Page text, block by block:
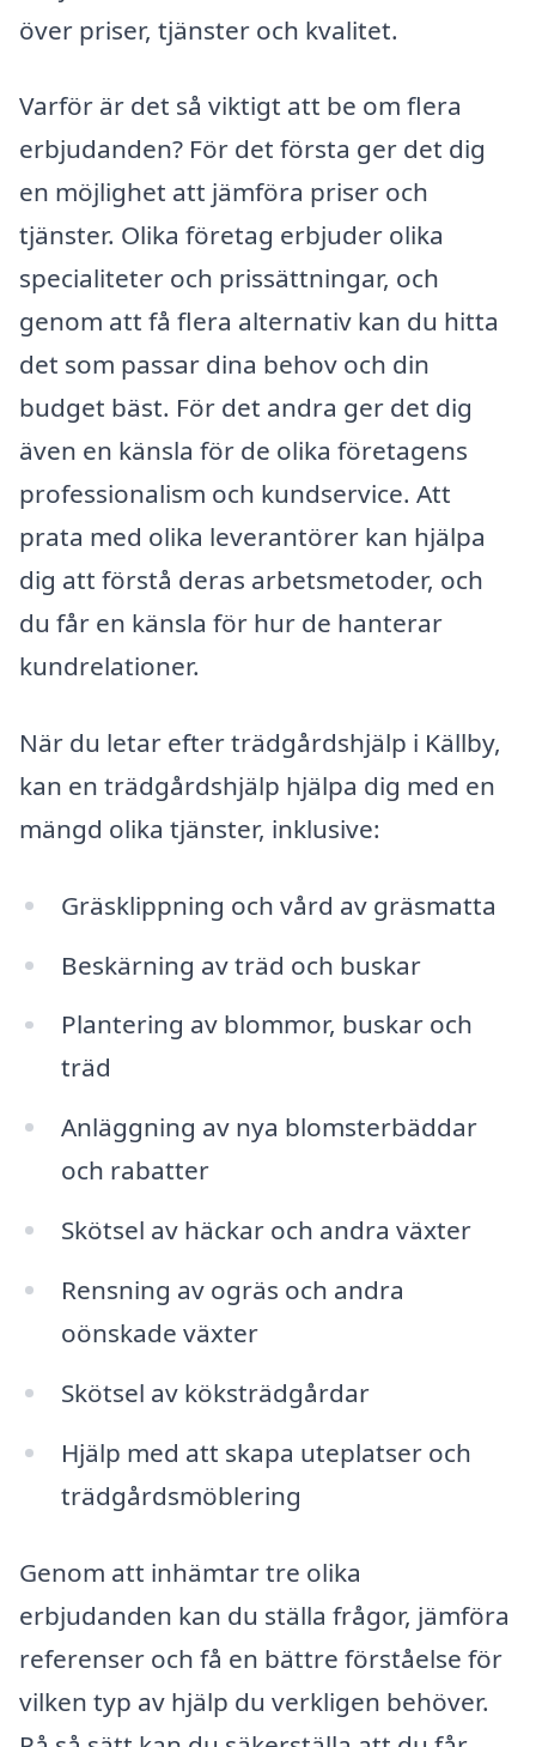
över priser, tjänster och kvalitet.
Varför är det så viktigt att be om flera
erbjudanden? För det första ger det dig
en möjlighet att jämföra priser och
tjänster. Olika företag erbjuder olika
specialiteter och prissättningar, och
genom att få flera alternativ kan du hitta
det som passar dina behov och din
budget bäst. För det andra ger det dig
även en känsla för de olika företagens
professionalism och kundservice. Att
prata med olika leverantörer kan hjälpa
dig att förstå deras arbetsmetoder, och
du får en känsla för hur de hanterar
kundrelationer.
När du letar efter trädgårdshjälp i Källby,
kan en trädgårdshjälp hjälpa dig med en
mängd olika tjänster, inklusive:
Gräsklippning och vård av gräsmatta
Beskärning av träd och buskar
Plantering av blommor, buskar och
träd
Anläggning av nya blomsterbäddar
och rabatter
Skötsel av häckar och andra växter
Rensning av ogräs och andra
oönskade växter
Skötsel av köksträdgårdar
Hjälp med att skapa uteplatser och
trädgårdsmöblering
Genom att inhämtar tre olika
erbjudanden kan du ställa frågor, jämföra
referenser och få en bättre förståelse för
vilken typ av hjälp du verkligen behöver.